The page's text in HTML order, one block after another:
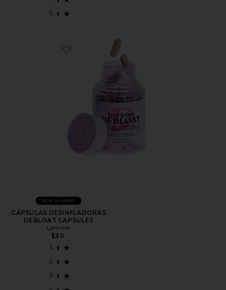
Favorite CÁPSULAS DESINFLADORAS DEBLOAT
Más Vendido
CÁPSULAS DESINFLADORAS
DEBLOAT CAPSULES
Lemme
$30